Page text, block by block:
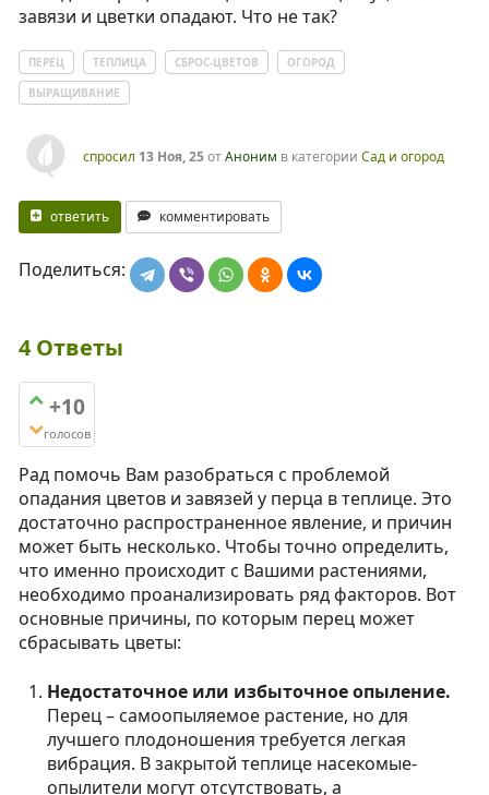
завязи и цветки опадают. Что не так?
ПЕРЕЦ ТЕПЛИЦА СБРОС-ЦВЕТОВ
ОГОРОД
ВЫРАЩИВАНИЕ
спросил 13 Ноя, 25отАноним в категории Сад и огород
ответить комментировать
Поделиться:
4Ответы
+10
голосов
Рад помочь Вам разобраться с проблемой
опадания цветов и завязей у перца в теплице. Это
достаточно распространенное явление, и причин
может быть несколько. Чтобы точно определить,
что именно происходит с Вашими растениями,
необходимо проанализировать ряд факторов. Вот
основные причины, по которым перец может
сбрасывать цветы:
Недостаточное или избыточное опыление.
Перец – самоопыляемое растение, но для
лучшего плодоношения требуется легкая
вибрация. В закрытой теплице насекомые-
опылители могут отсутствовать, а